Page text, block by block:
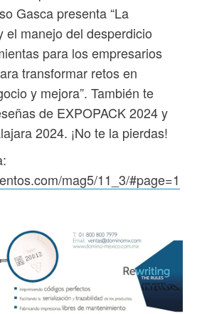
Gasca presenta “La
el manejo del desperdicio
para los empresarios
transformar retos en
y mejora”. También te
de EXPOPACK 2024 y
2024. ¡No te la pierdas!
mag5/11_3/#page=1